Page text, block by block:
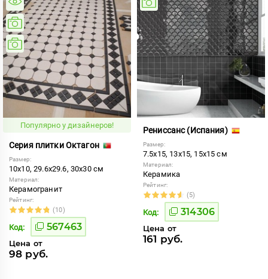
Популярно у дизайнеров!
Серия плитки Октагон
Размер:
10x10, 29.6x29.6, 30x30 см
Материал:
Керамогранит
Рейтинг:
(10)
Код: 567463
Цена от
98 руб.
Рениссанс (Испания)
Размер:
7.5x15, 13x15, 15x15 см
Материал:
Керамика
Рейтинг:
(5)
Код: 314306
Цена от
161 руб.